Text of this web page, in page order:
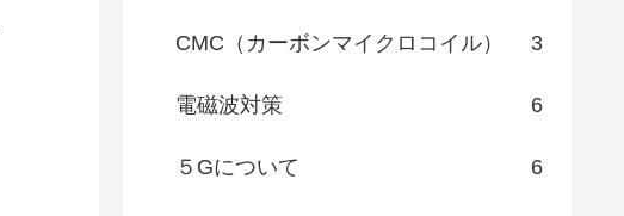
CMC（カーボンマイクロコイル） 3
電磁波対策 6
５Gについて 6